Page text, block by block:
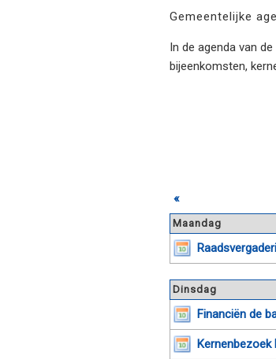
Gemeentelijke
In de agenda van
bijeenkomsten,
«
Maandag
Dinsdag
Financiën de
Kernenbezoek